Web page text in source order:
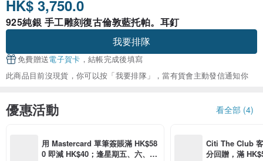
HK$ 3,750.0
925純銀 手工雕刻復古倫敦藍托帕。耳釘
我要排隊
免費贈送電子賀卡 ，結帳完成後填寫
此商品目前沒現貨，你可以按「我要排隊」，當有貨會主動發信通知你
優惠活動 看全部 (4)
用 Mastercard 單筆簽賬滿 HK$58
0 即減 HK$40；逢星期五、六、日
Citi The Club
分回贈，滿